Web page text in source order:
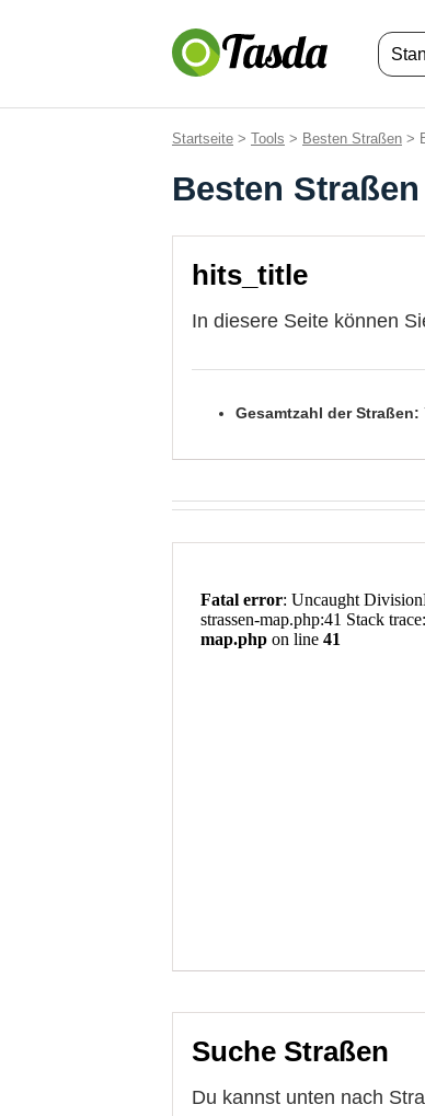
Startseite > Tools > Besten Straßen >
Besten
hits_title
In diesere Seite können
Gesamtzahl der Straßen:
Suche Straßen
Du kannst unten nach